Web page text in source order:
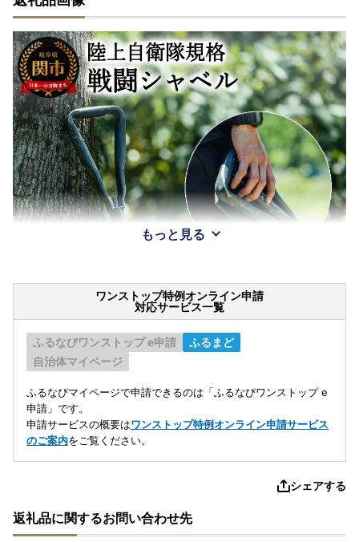
もっと見る
ワンストップ特例オンライン申請
対応サービス一覧
ふるなびワンストップ e申請
ふるまど
自治体マイページ
ふるなびマイページで申請できるのは「ふるなびワンストップ e
申請」です。
申請サービスの概要はワンストップ特例オンライン申請サービス
のご案内をご覧ください。
シェアする
返礼品に関するお問い合わせ先